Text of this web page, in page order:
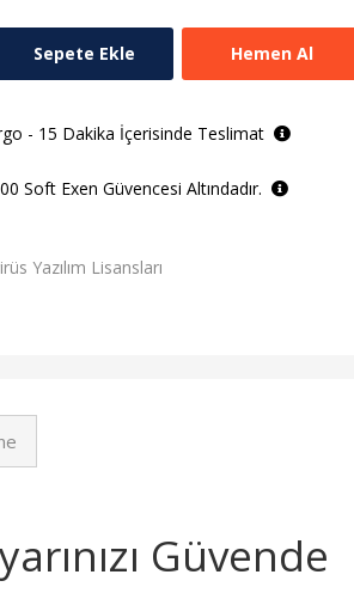
Sepete Ekle Hemen Al
- 15 Dakika İçerisinde Teslimat
Soft Exen Güvencesi Altındadır.
Yazılım Lisansları
Güvende